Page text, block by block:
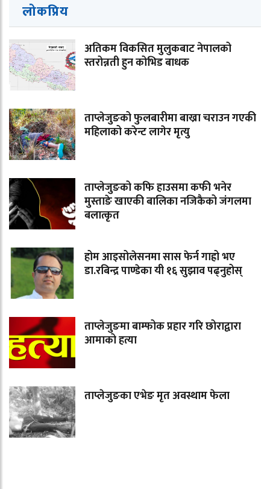
लोकप्रिय
अतिकम विकसित मुलुकबाट नेपालको
स्तरोन्नती हुन कोभिड बाधक
ताप्लेजुङको फुलबारीमा बाख्रा चराउन गएकी
महिलाको करेन्ट लागेर मृत्यु
ताप्लेजुङको कफि हाउसमा कफी भनेर
मुस्ताङे खाएकी बालिका नजिकैको जंगलमा
बलात्कृत
होम आइसोलेसनमा सास फेर्न गाह्रो भए
डा.रबिन्द्र पाण्डेका यी १६ सुझाव पढ्नुहोस्
ताप्लेजुङमा बाम्फोक प्रहार गरि छोराद्वारा
आमाको हत्या
ताप्लेजुङका एभेङ मृत अवस्थाम फेला